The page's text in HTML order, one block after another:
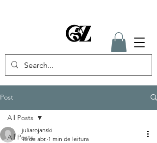
Post
All Posts
All Posts
juliarojanski
16 de abr. 1 min de leitura